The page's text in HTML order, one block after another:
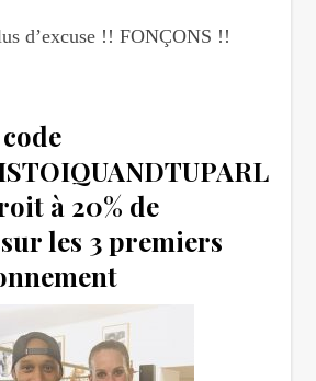
d’excuse !! FONÇONS !!
à 20% de
les 3 premiers